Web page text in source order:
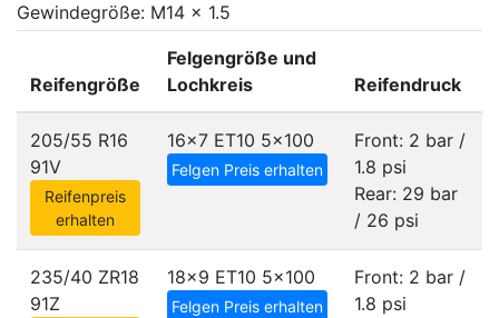
Gewindegröße: M14 x 1.5
Reifengröße
Felgengröße und
Lochkreis
Reifendruck
205/55 R16
91V
Reifenpreis
erhalten
16x7 ET10 5x100
Felgen Preis erhalten
Front: 2 bar /
1.8 psi
Rear: 29 bar
/ 26 psi
235/40 ZR18
91Z
18x9 ET10 5x100
Felgen Preis erhalten
Front: 2 bar /
1.8 psi